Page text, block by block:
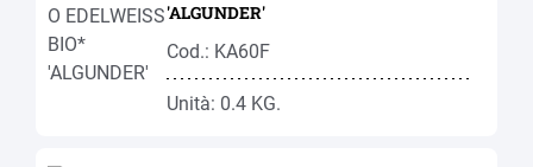
'ALGUNDER'
Cod.: KA60F
Unità: 0.4 KG.